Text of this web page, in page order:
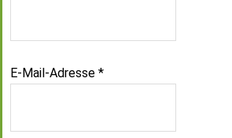
E-Mail-Adresse *